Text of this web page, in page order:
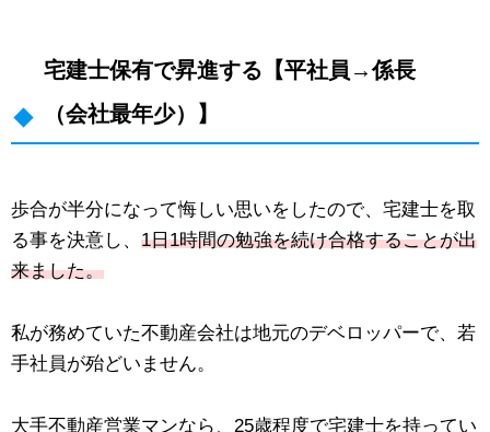
宅建士保有で昇進する【平社員→係長
（会社最年少）】
歩合が半分になって悔しい思いをしたので、宅建士を取
る事を決意し、 1日1時間の勉強を続け合格することが出
来ました。
私が務めていた不動産会社は地元のデベロッパーで、若
手社員が殆どいません。
大手不動産営業マンなら、25歳程度で宅建士を持ってい